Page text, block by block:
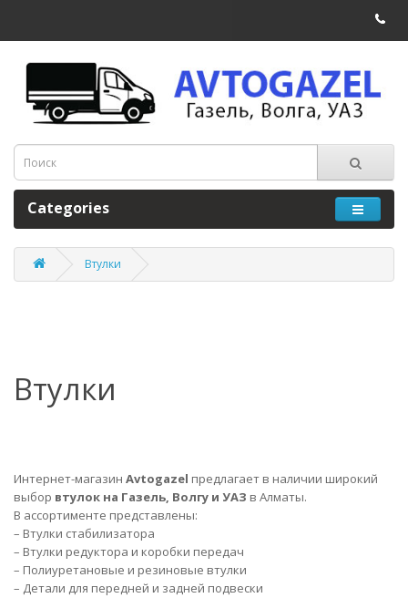
Categories
Втулки
Втулки
Интернет-магазин Avtogazel предлагает в наличии широкий
выбор втулок на Газель, Волгу и УАЗ в Алматы.
В ассортименте представлены:
– Втулки стабилизатора
– Втулки редуктора и коробки передач
– Полиуретановые и резиновые втулки
– Детали для передней и задней подвески